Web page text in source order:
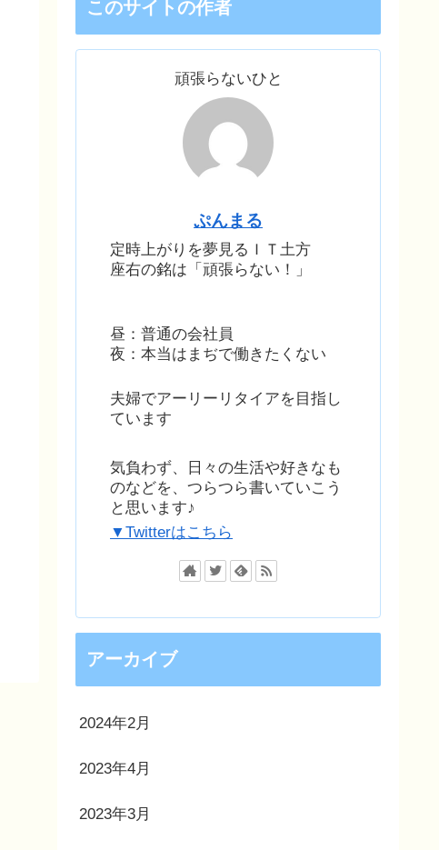
このサイトの作者
頑張らないひと
ぷんまる
定時上がりを夢見るＩＴ土方
座右の銘は「頑張らない！」
昼：普通の会社員
夜：本当はまぢで働きたくない
夫婦でアーリーリタイアを目指し
ています
気負わず、日々の生活や好きなも
のなどを、つらつら書いていこう
と思います♪
▼Twitterはこちら
アーカイブ
2024年2月
2023年4月
2023年3月